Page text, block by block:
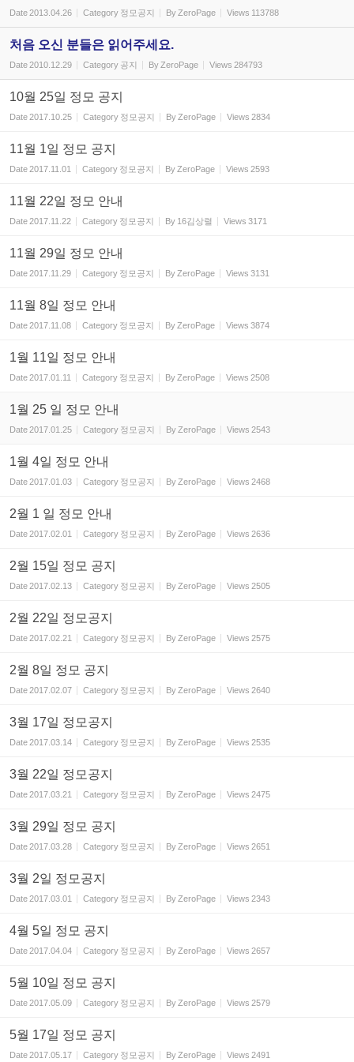
Date2013.04.26 Category 정모공지 By ZeroPage Views 113788
처음 오신 분들은 읽어주세요.
Date2010.12.29 Category 공지 By ZeroPage Views 284793
10월 25일 정모 공지
Date2017.10.25 Category 정모공지 By ZeroPage Views 2834
11월 1일 정모 공지
Date2017.11.01 Category 정모공지 By ZeroPage Views 2593
11월 22일 정모 안내
Date2017.11.22 Category 정모공지 By 16김상렬 Views 3171
11월 29일 정모 안내
Date2017.11.29 Category 정모공지 By ZeroPage Views 3131
11월 8일 정모 안내
Date2017.11.08 Category 정모공지 By ZeroPage Views 3874
1월 11일 정모 안내
Date2017.01.11 Category 정모공지 By ZeroPage Views 2508
1월 25 일 정모 안내
Date2017.01.25 Category 정모공지 By ZeroPage Views 2543
1월 4일 정모 안내
Date2017.01.03 Category 정모공지 By ZeroPage Views 2468
2월 1 일 정모 안내
Date2017.02.01 Category 정모공지 By ZeroPage Views 2636
2월 15일 정모 공지
Date2017.02.13 Category 정모공지 By ZeroPage Views 2505
2월 22일 정모공지
Date2017.02.21 Category 정모공지 By ZeroPage Views 2575
2월 8일 정모 공지
Date2017.02.07 Category 정모공지 By ZeroPage Views 2640
3월 17일 정모공지
Date2017.03.14 Category 정모공지 By ZeroPage Views 2535
3월 22일 정모공지
Date2017.03.21 Category 정모공지 By ZeroPage Views 2475
3월 29일 정모 공지
Date2017.03.28 Category 정모공지 By ZeroPage Views 2651
3월 2일 정모공지
Date2017.03.01 Category 정모공지 By ZeroPage Views 2343
4월 5일 정모 공지
Date2017.04.04 Category 정모공지 By ZeroPage Views 2657
5월 10일 정모 공지
Date2017.05.09 Category 정모공지 By ZeroPage Views 2579
5월 17일 정모 공지
Date2017.05.17 Category 정모공지 By ZeroPage Views 2491